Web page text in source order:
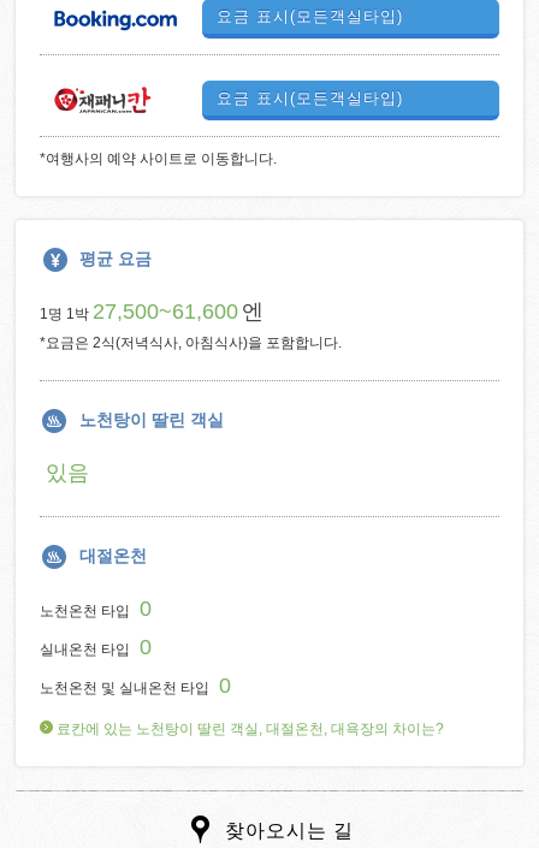
요금 표시(모든객실타입)
요금 표시(모든객실타입)
*여행사의 예약 사이트로 이동합니다.
평균 요금
1명 1박 27,500~61,600 엔
*요금은 2식(저녁식사, 아침식사)을 포함합니다.
노천탕이 딸린 객실
있음
대절온천
노천온천 타입 0
실내온천 타입 0
노천온천 및 실내온천 타입 0
료칸에 있는 노천탕이 딸린 객실, 대절온천, 대욕장의 차이는?
찾아오시는 길